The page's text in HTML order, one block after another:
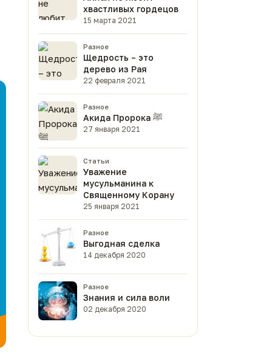
хвастливых гордецов
15 марта 2021
Разное
Щедрость – это
дерево из Рая
22 февраля 2021
Разное
Акида Пророка ﷺ
27 января 2021
Статьи
Уважение
мусульманина к
Священному Корану
25 января 2021
Разное
Выгодная сделка
14 декабря 2020
Разное
Знания и сила воли
02 декабря 2020